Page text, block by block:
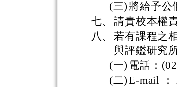
(三) 將給予公
七、 請貴校本權
八、 若有課程之
與評鑑研究
(一) 電話：
(二)E-mail ：